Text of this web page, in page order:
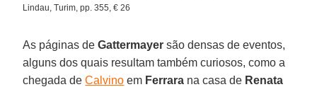
Lindau, Turim, pp. 355, € 26
As páginas deGattermayer são densas de eventos,
alguns dos quais resultam também curiosos, como a
chegada deCalvino em Ferrara na casa de Renata